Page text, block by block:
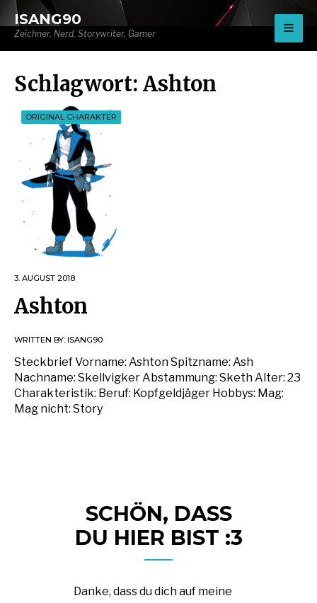
ISANG90
Zeichner, Nerd, Storywriter, Gamer
Schlagwort: Ashton
ORIGINAL CHARAKTER
3. AUGUST 2018
Ashton
WRITTEN BY: ISANG90
Steckbrief Vorname: Ashton Spitzname: Ash
Nachname: Skellvigker Abstammung: Sketh Alter: 23
Charakteristik: Beruf: Kopfgeldjäger Hobbys: Mag:
Mag nicht: Story
SCHÖN, DASS
DU HIER BIST :3
Danke, dass du dich auf meine
for: